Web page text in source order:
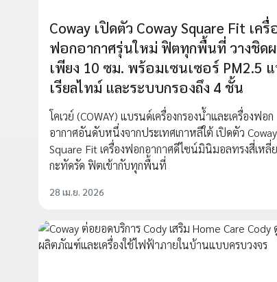
Coway เปิดตัว Coway Square Fit เครื่
ฟอกอากาศรุ่นใหม่ ฟิตทุกพื้นที่ วางชิด
เพียง 10 ซม. พร้อมเซนเซอร์ PM2.5
เรียลไทม์ และระบบกรองถึง 4 ชั้น
โคเวย์ (COWAY) แบรนด์เครื่องกรองน้ำและเครื่องฟอก
อากาศอันดับหนึ่งจากประเทศเกาหลีใต้ เปิดตัว Coway
Square Fit เครื่องฟอกอากาศดีไซน์มินิมอลทรงสี่เหลี่
กะทัดรัด ฟิตเข้ากับทุกพื้นที่
28 เม.ย. 2026